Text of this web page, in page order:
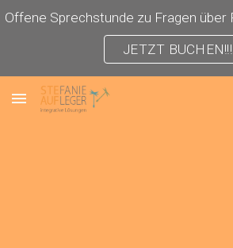
Skip to main content
JETZT BUCHEN!!!